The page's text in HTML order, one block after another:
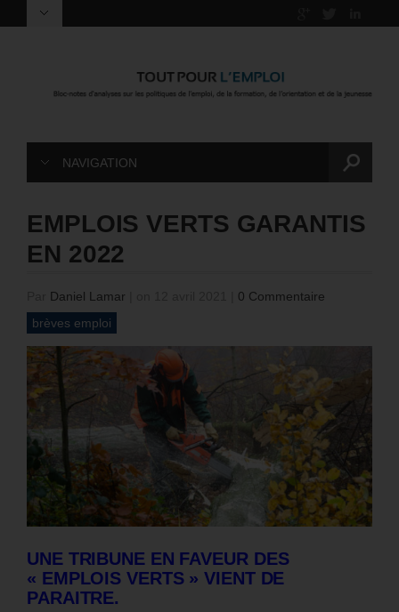
NAVIGATION
EMPLOIS VERTS GARANTIS
EN 2022
Daniel Lamar
0 Commentaire
brèves emploi
UNE TRIBUNE EN FAVEUR DES
« EMPLOIS VERTS » VIENT DE
PARAITRE.